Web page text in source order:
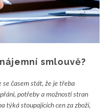
smlouvě?
se časem stát, že je třeba
potřeby a možnosti stran
týká stoupajících cen za zboží,